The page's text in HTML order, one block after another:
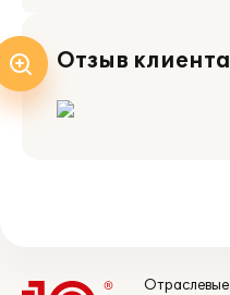
Отзыв клиента
Отраслевые